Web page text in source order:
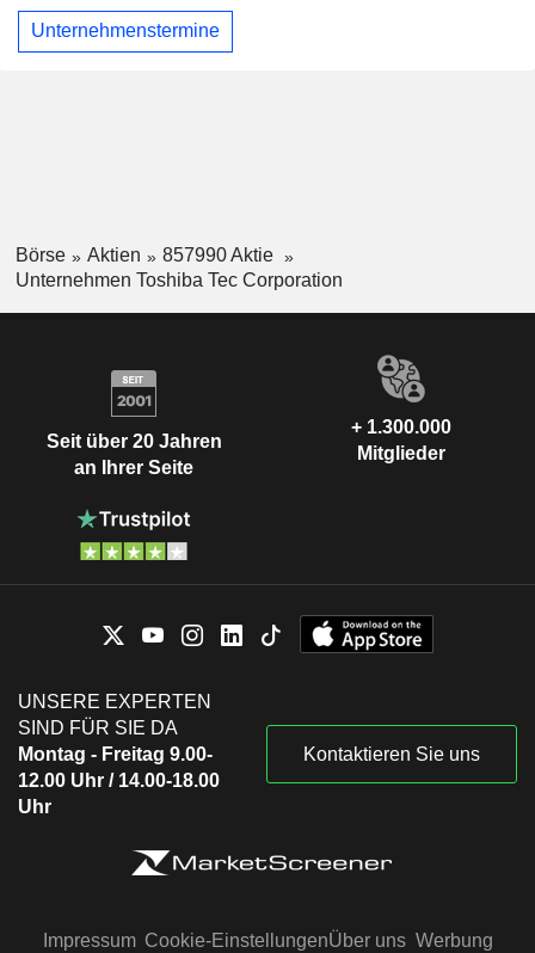
Unternehmenstermine
Börse Aktien
857990 Aktie
Unternehmen Toshiba Tec Corporation
Seit über 20 Jahren
an Ihrer Seite
+ 1.300.000
Mitglieder
UNSERE EXPERTEN
SIND FÜR SIE DA
Montag - Freitag 9.00-
12.00 Uhr / 14.00-18.00
Uhr
Kontaktieren Sie uns
Impressum Cookie-EinstellungenÜber uns Werbung